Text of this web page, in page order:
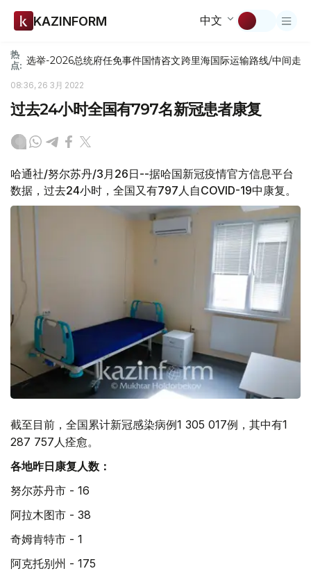
KAZINFORM 中文
热
点: 选举-2026总统府任免事件国情咨文跨里海国际运输路线/中间走廊
08:36, 26 3月 2022
过去24小时全国有797名新冠患者康复
哈通社/努尔苏丹/3月26日--据哈国新冠疫情官方信息平台
数据，过去24小时，全国又有797人自COVID-19中康复。
截至目前，全国累计新冠感染病例1 305 017例，其中有1
287 757人痊愈。
各地昨日康复人数：
努尔苏丹市 - 16
阿拉木图市 - 38
奇姆肯特市 - 1
阿克托别州 - 175